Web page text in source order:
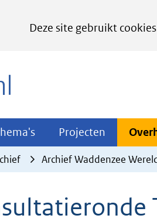
Deze site gebruikt
Thema's
Uitklappen
Projecten Projecten
Archief Waddenzee